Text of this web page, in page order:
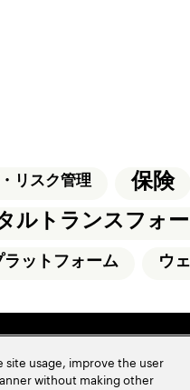
リスク管理 保険
ルトランスフォ
ットフォーム ウ
情報セキュリティ基本方
usage, improve the user
without making other